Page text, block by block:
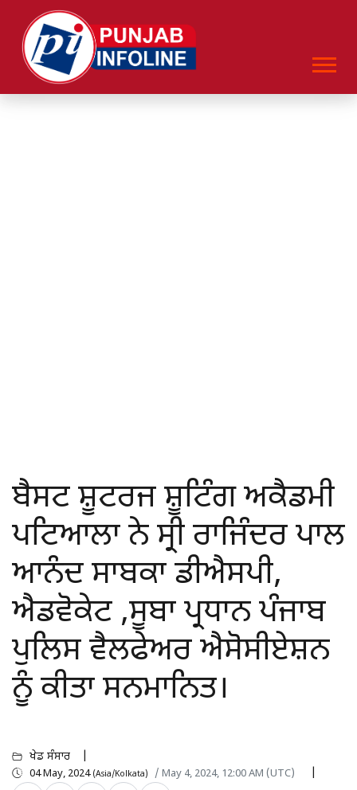
ਬੈਸਟ ਸ਼ੂਟਰਜ ਸ਼ੂਟਿੰਗ ਅਕੈਡਮੀ
ਪਟਿਆਲਾ ਨੇ ਸ੍ਰੀ ਰਾਜਿੰਦਰ ਪਾਲ
ਆਨੰਦ ਸਾਬਕਾ ਡੀਐਸਪੀ,
ਐਡਵੋਕੇਟ ,ਸੂਬਾ ਪ੍ਰਧਾਨ ਪੰਜਾਬ
ਪੁਲਿਸ ਵੈਲਫੇਅਰ ਐਸੋਸੀਏਸ਼ਨ
ਨੂੰ ਕੀਤਾ ਸਨਮਾਨਿਤ।
ਖੇਡ ਸੰਸਾਰ
04 May, 2024 (Asia/Kolkata) / May 4, 2024, 12:00 AM (UTC)